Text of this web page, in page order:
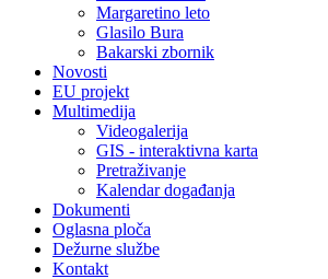
Margaretino leto
Glasilo Bura
Bakarski zbornik
Novosti
EU projekt
Multimedija
Videogalerija
GIS - interaktivna karta
Pretraživanje
Kalendar događanja
Dokumenti
Oglasna ploča
Dežurne službe
Kontakt